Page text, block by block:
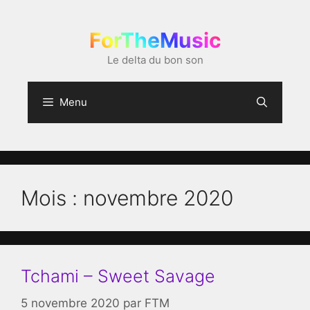
ForTheMusic
Le delta du bon son
Menu
Mois : novembre 2020
Tchami – Sweet Savage
5 novembre 2020 par FTM